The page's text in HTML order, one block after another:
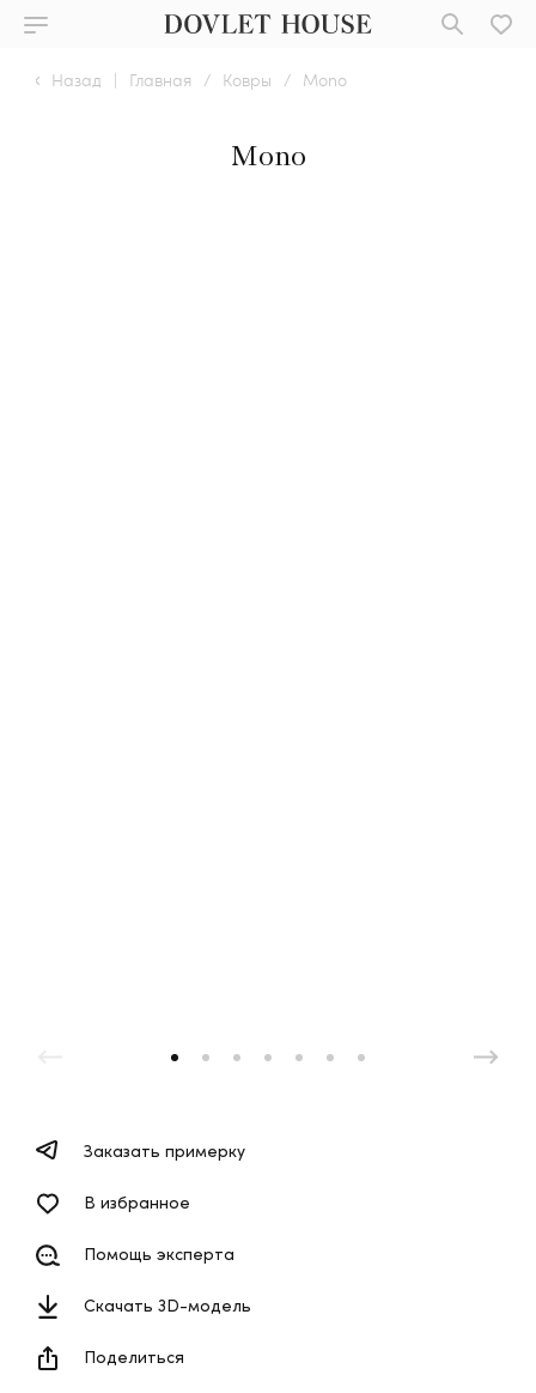
Назад | Главная / Ковры / Mono
Mono
Заказать примерку
В избранное
Помощь эксперта
Скачать 3D-модель
Поделиться